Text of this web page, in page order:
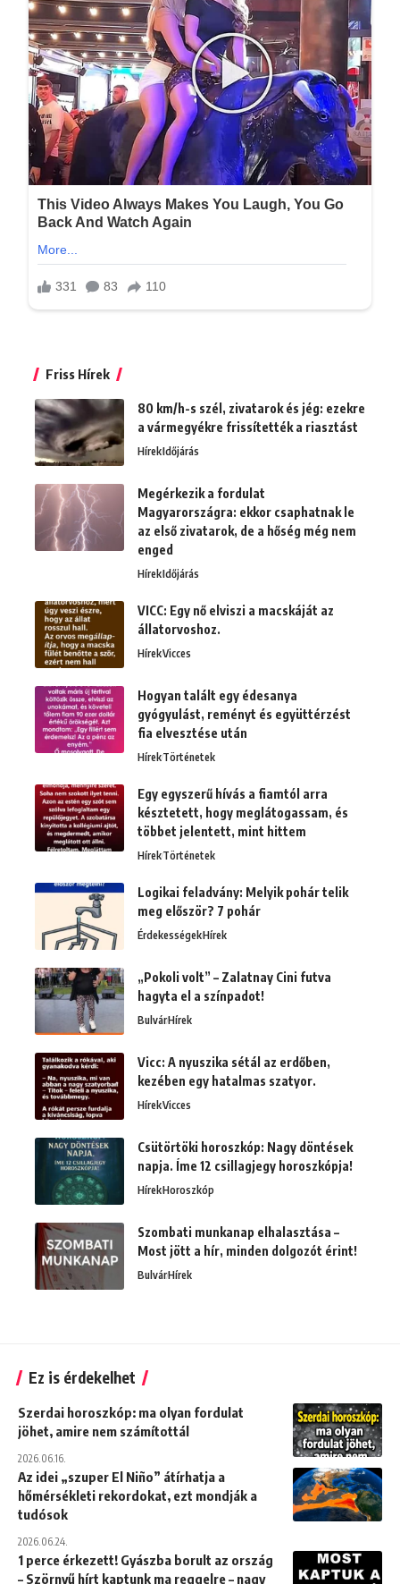
Friss Hírek
80 km/h-s szél, zivatarok és jég: ezekre
a vármegyékre frissítették a riasztást
HírekIdőjárás
Megérkezik a fordulat
Magyarországra: ekkor csaphatnak le
az első zivatarok, de a hőség még nem
enged
HírekIdőjárás
VICC: Egy nő elviszi a macskáját az
állatorvoshoz.
HírekVicces
Hogyan talált egy édesanya
gyógyulást, reményt és együttérzést
fia elvesztése után
HírekTörténetek
Egy egyszerű hívás a fiamtól arra
késztetett, hogy meglátogassam, és
többet jelentett, mint hittem
HírekTörténetek
Logikai feladvány: Melyik pohár telik
meg először? 7 pohár
ÉrdekességekHírek
„Pokoli volt” – Zalatnay Cini futva
hagyta el a színpadot!
BulvárHírek
Vicc: A nyuszika sétál az erdőben,
kezében egy hatalmas szatyor.
HírekVicces
Csütörtöki horoszkóp: Nagy döntések
napja. Íme 12 csillagjegy horoszkópja!
HírekHoroszkóp
Szombati munkanap elhalasztása –
Most jött a hír, minden dolgozót érint!
BulvárHírek
Ez is érdekelhet
Szerdai horoszkóp: ma olyan fordulat
jöhet, amire nem számítottál
2026.06.16.
Az idei „szuper El Niño” átírhatja a
hőmérsékleti rekordokat, ezt mondják a
tudósok
2026.06.24.
1 perce érkezett! Gyászba borult az ország
– Szörnyű hírt kaptunk ma reggelre – nagy